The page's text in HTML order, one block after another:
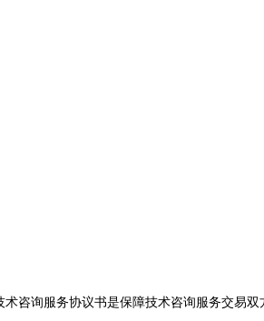
咨询服务协议书是保障技术咨询服务交易